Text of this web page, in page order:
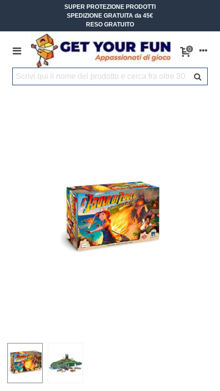
SUPER PROTEZIONE PRODOTTI
SPEDIZIONE GRATUITA da 45€
RESO GRATUITO
0